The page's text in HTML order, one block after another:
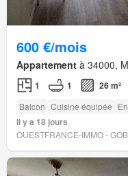
600 €/mois
Appartement à 34000,
1 1 26 m²
Balcon Cuisine équipée
Il y a 18 jours
OUESTFRANCE-IMMO -